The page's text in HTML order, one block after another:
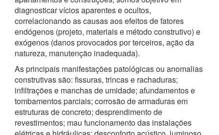
diagnosticar vícios aparentes e ocultos,
correlacionando as causas aos efeitos de fatores
endógenos (projeto, materiais e método construtivo) e
exógenos (danos provocados por terceiros, ação da
natureza, manutenção inadequada).
As principais manifestações patológicas ou anomalias
construtivas são: fissuras, trincas e rachaduras;
infiltrações e manchas de umidade; afundamentos e
tombamentos parciais; corrosão de armaduras em
estruturas de concreto; desprendimento de
revestimentos; mau funcionamento das instalações